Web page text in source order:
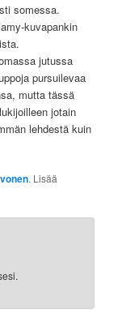
somessa.
kuvapankin
jutussa
pursuilevaa
mutta tässä
jotain
lehdestä kuin
. Lisää